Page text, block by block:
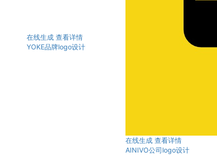
在线生成 查看详情
YOKE品牌logo设计
在线生成 查看详情
AINIVO公司logo设计